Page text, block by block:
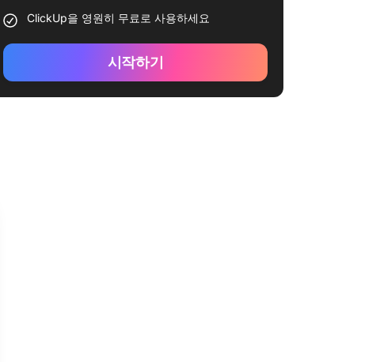
ClickUp을 영원히 무료로 사용하세요
시작하기